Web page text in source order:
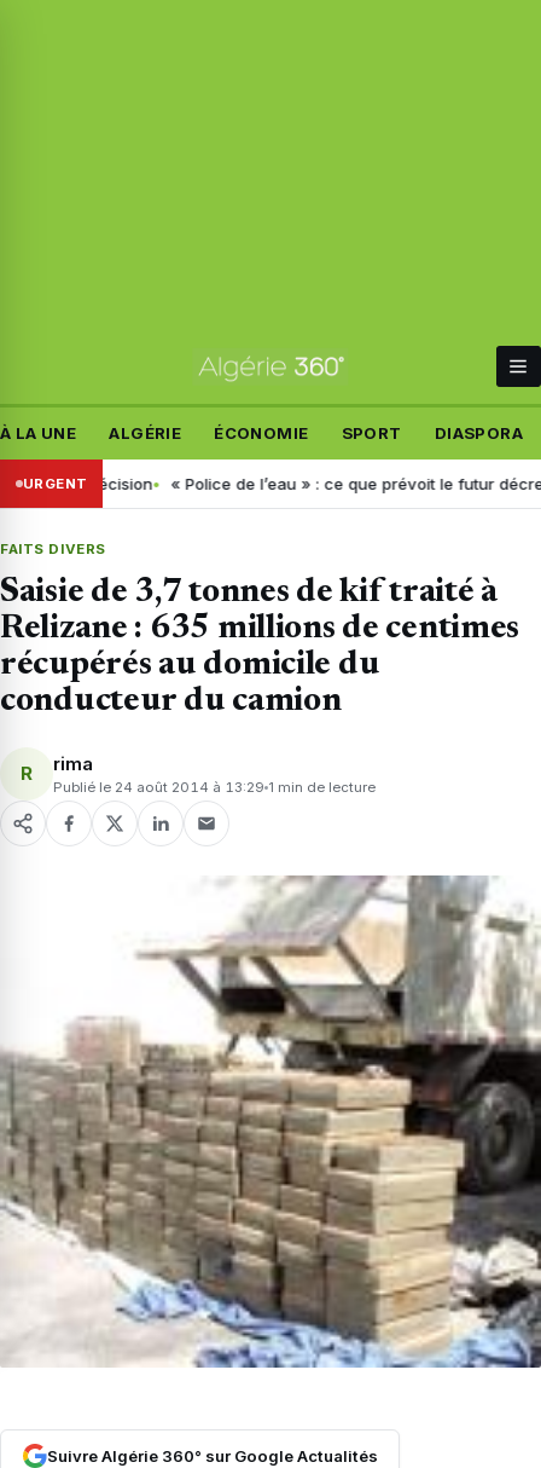
À LA UNE ALGÉRIE ÉCONOMIE SPORT DIASPORA
URGENT
décision « Police de l’eau » : ce que prévoit le futur décret
FAITS DIVERS
Saisie de 3,7 tonnes de kif traité à
Relizane : 635 millions de centimes
récupérés au domicile du
conducteur du camion
R rima
Publié le 24 août 2014 à 13:29 1 min de lecture
Suivre Algérie 360° sur Google Actualités